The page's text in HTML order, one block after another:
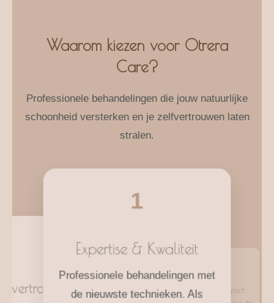
Waarom kiezen voor Otrera
Care?
Professionele behandelingen die jouw natuurlijke
schoonheid versterken en je zelfvertrouwen laten
stralen.
1
Expertise & Kwaliteit
Professionele behandelingen met
de nieuwste technieken. Als
& Comfort
Bij Otrera Care vind je een ruim
Inclusiviteit & Respect